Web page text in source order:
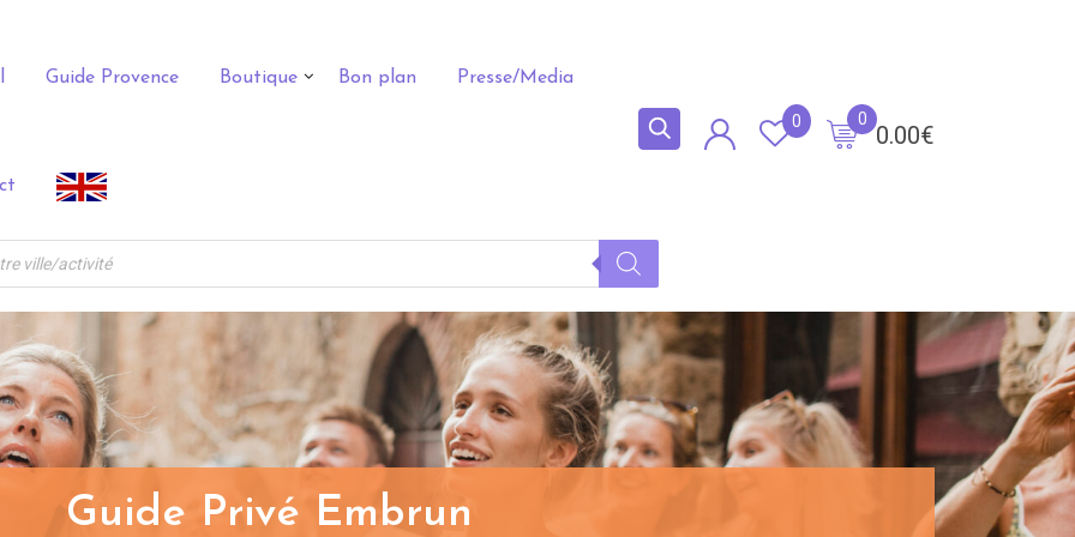
Guide Provence Boutique Bon plan Presse/Media
0.00€
0
0
Guide Privé Embrun